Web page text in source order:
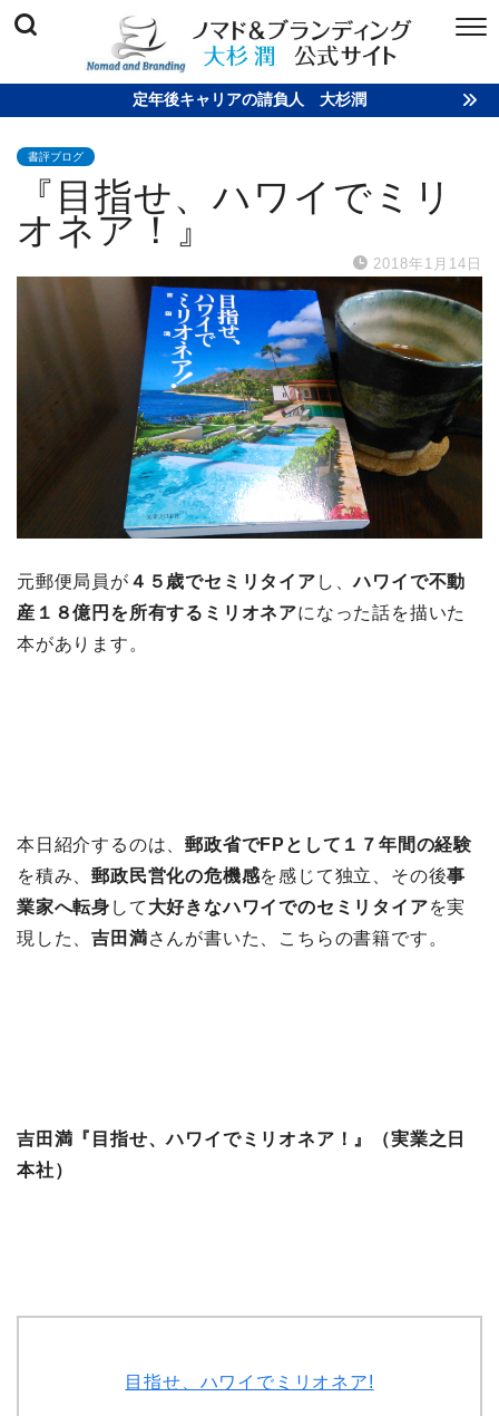
定年後キャリアの請負人 大杉潤
書評ブログ
『目指せ、ハワイでミリ
オネア！』
2018年1月14日
元郵便局員が ４５歳でセミリタイア し、ハワイで不動
産１８億円を所有するミリオネアになった話を描いた
本があります。
本日紹介するのは、郵政省でFPとして１７年間の経験
を積み、郵政民営化の危機感を感じて独立、その後事
業家へ転身 して 大好きなハワイでのセミリタイアを実
現した、吉田満さんが書いた、こちらの書籍です。
吉田満『目指せ、ハワイでミリオネア！』（実業之日
本社）
目指せ、ハワイでミリオネア!